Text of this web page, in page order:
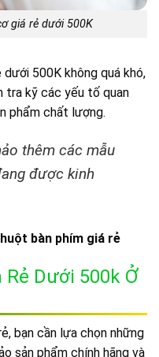
giá rẻ dưới 500K
500K không quá khó,
tra kỹ các yếu tố quan
phẩm chất lượng.
thêm các mẫu
được kinh
bàn phím giá rẻ
Rẻ Dưới 500k Ở
bạn cần lựa chọn những
sản phẩm chính hãng và